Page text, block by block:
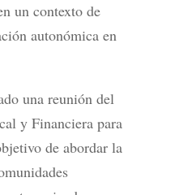
un contexto de
autonómica en
una reunión del
y Financiera para
de abordar la